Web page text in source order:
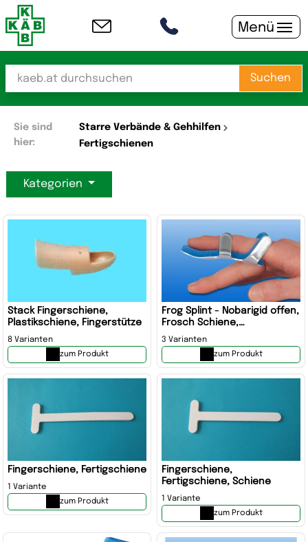
Menü
Suchen
Sie sind
hier:
Starre Verbände & Gehhilfen
Fertigschienen
Kategorien
Stack Fingerschiene,
Plastikschiene, Fingerstütze
8 Varianten
zum Produkt
Frog Splint - Nobarigid offen,
Frosch Schiene,
Fingerschiene, gepolsterte
Aluminiumschiene
3 Varianten
zum Produkt
Fingerschiene, Fertigschiene
1 Variante
zum Produkt
Fingerschiene,
Fertigschiene, Schiene
1 Variante
zum Produkt